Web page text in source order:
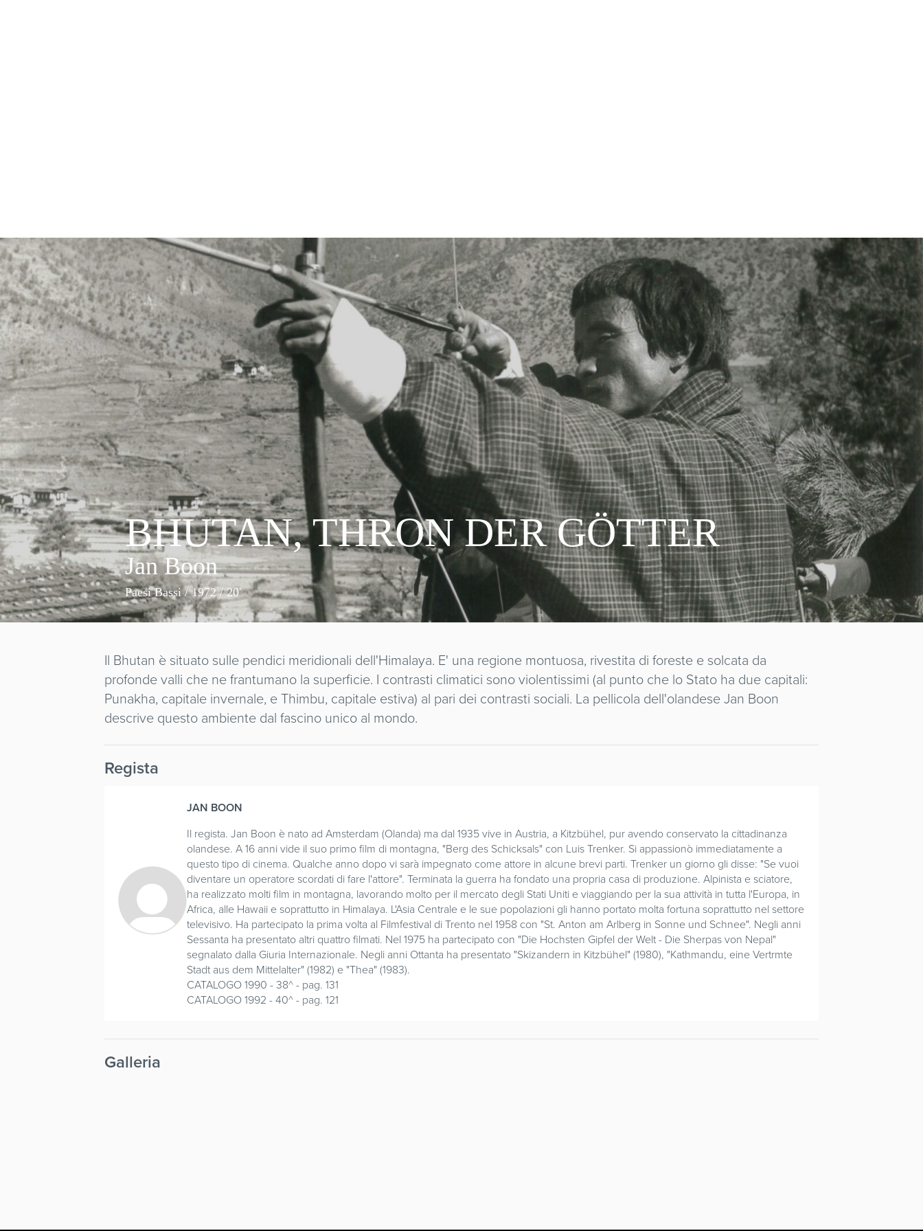
BHUTAN, THRON DER GÖTTER
Jan Boon
Paesi Bassi/ 1972 / 20'
Il Bhutan è situato sulle pendici meridionali dell'Himalaya. E' una regione montuosa, rivestita di foreste e solcata da
profonde valli che ne frantumano la superficie. I contrasti climatici sono violentissimi (al punto che lo Stato ha due capitali:
Punakha, capitale invernale, e Thimbu, capitale estiva) al pari dei contrasti sociali. La pellicola dell'olandese Jan Boon
descrive questo ambiente dal fascino unico al mondo.
Regista
JAN BOON
Il regista. Jan Boon è nato ad Amsterdam (Olanda) ma dal 1935 vive in Austria, a Kitzbühel, pur avendo conservato la cittadinanza
olandese. A 16 anni vide il suo primo film di montagna, "Berg des Schicksals" con Luis Trenker. Si appassionò immediatamente a
questo tipo di cinema. Qualche anno dopo vi sarà impegnato come attore in alcune brevi parti. Trenker un giorno gli disse: "Se vuoi
diventare un operatore scordati di fare l'attore". Terminata la guerra ha fondato una propria casa di produzione. Alpinista e sciatore,
ha realizzato molti film in montagna, lavorando molto per il mercato degli Stati Uniti e viaggiando per la sua attività in tutta l'Europa, in
Africa, alle Hawaii e soprattutto in Himalaya. L'Asia Centrale e le sue popolazioni gli hanno portato molta fortuna soprattutto nel settore
televisivo. Ha partecipato la prima volta al Filmfestival di Trento nel 1958 con "St. Anton am Arlberg in Sonne und Schnee". Negli anni
Sessanta ha presentato altri quattro filmati. Nel 1975 ha partecipato con "Die Hochsten Gipfel der Welt - Die Sherpas von Nepal"
segnalato dalla Giuria Internazionale. Negli anni Ottanta ha presentato "Skizandern in Kitzbühel" (1980), "Kathmandu, eine Vertrmte
Stadt aus dem Mittelalter" (1982) e "Thea" (1983).
CATALOGO 1990 - 38^ - pag. 131
CATALOGO 1992 - 40^ - pag. 121
Galleria